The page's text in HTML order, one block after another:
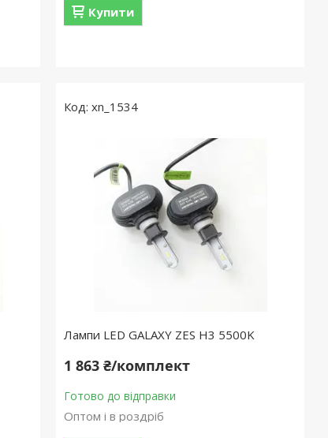
Купити
xn_1534
Лампи LED GALAXY ZES H3 5500K
1 863 ₴/комплект
Готово до відправки
Оптом і в роздріб